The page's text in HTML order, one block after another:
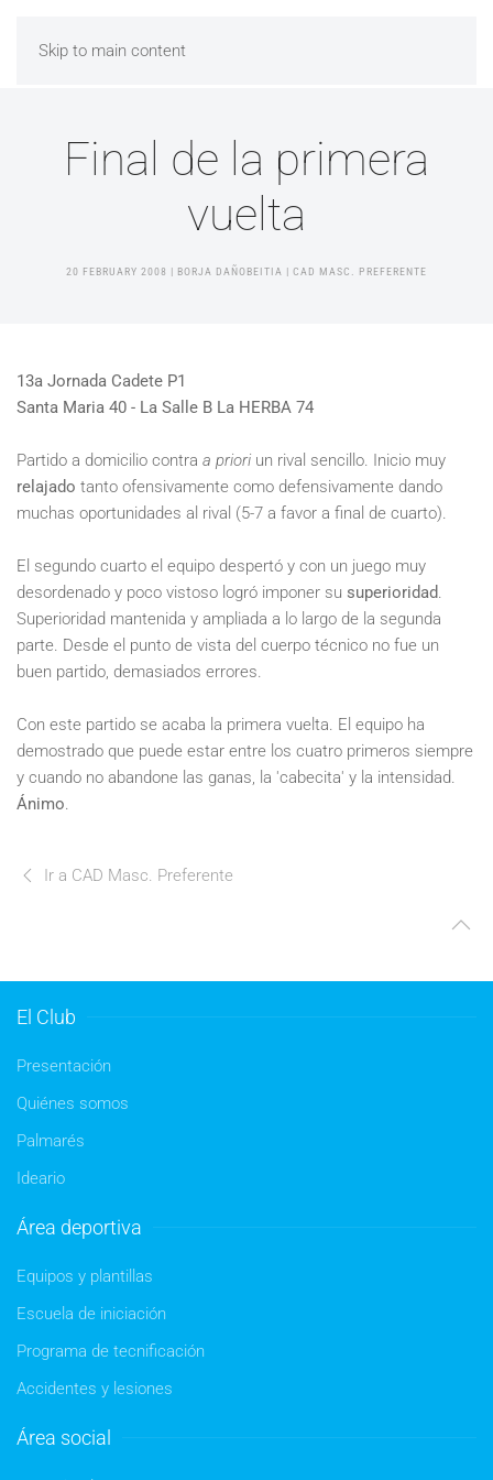
Skip to main content
Final de la primera
vuelta
20 FEBRUARY 2008 | BORJA DAÑOBEITIA | CAD MASC. PREFERENTE
13a Jornada Cadete P1
Santa Maria 40 - La Salle B La HERBA 74
Partido a domicilio contra a priori un rival sencillo. Inicio muy
relajado tanto ofensivamente como defensivamente dando
muchas oportunidades al rival (5-7 a favor a final de cuarto).
El segundo cuarto el equipo despertó y con un juego muy
desordenado y poco vistoso logró imponer su superioridad.
Superioridad mantenida y ampliada a lo largo de la segunda
parte. Desde el punto de vista del cuerpo técnico no fue un
buen partido, demasiados errores.
Con este partido se acaba la primera vuelta. El equipo ha
demostrado que puede estar entre los cuatro primeros siempre
y cuando no abandone las ganas, la 'cabecita' y la intensidad.
Ánimo.
Ir a CAD Masc. Preferente
El Club
Presentación
Quiénes somos
Palmarés
Ideario
Área deportiva
Equipos y plantillas
Escuela de iniciación
Programa de tecnificación
Accidentes y lesiones
Área social